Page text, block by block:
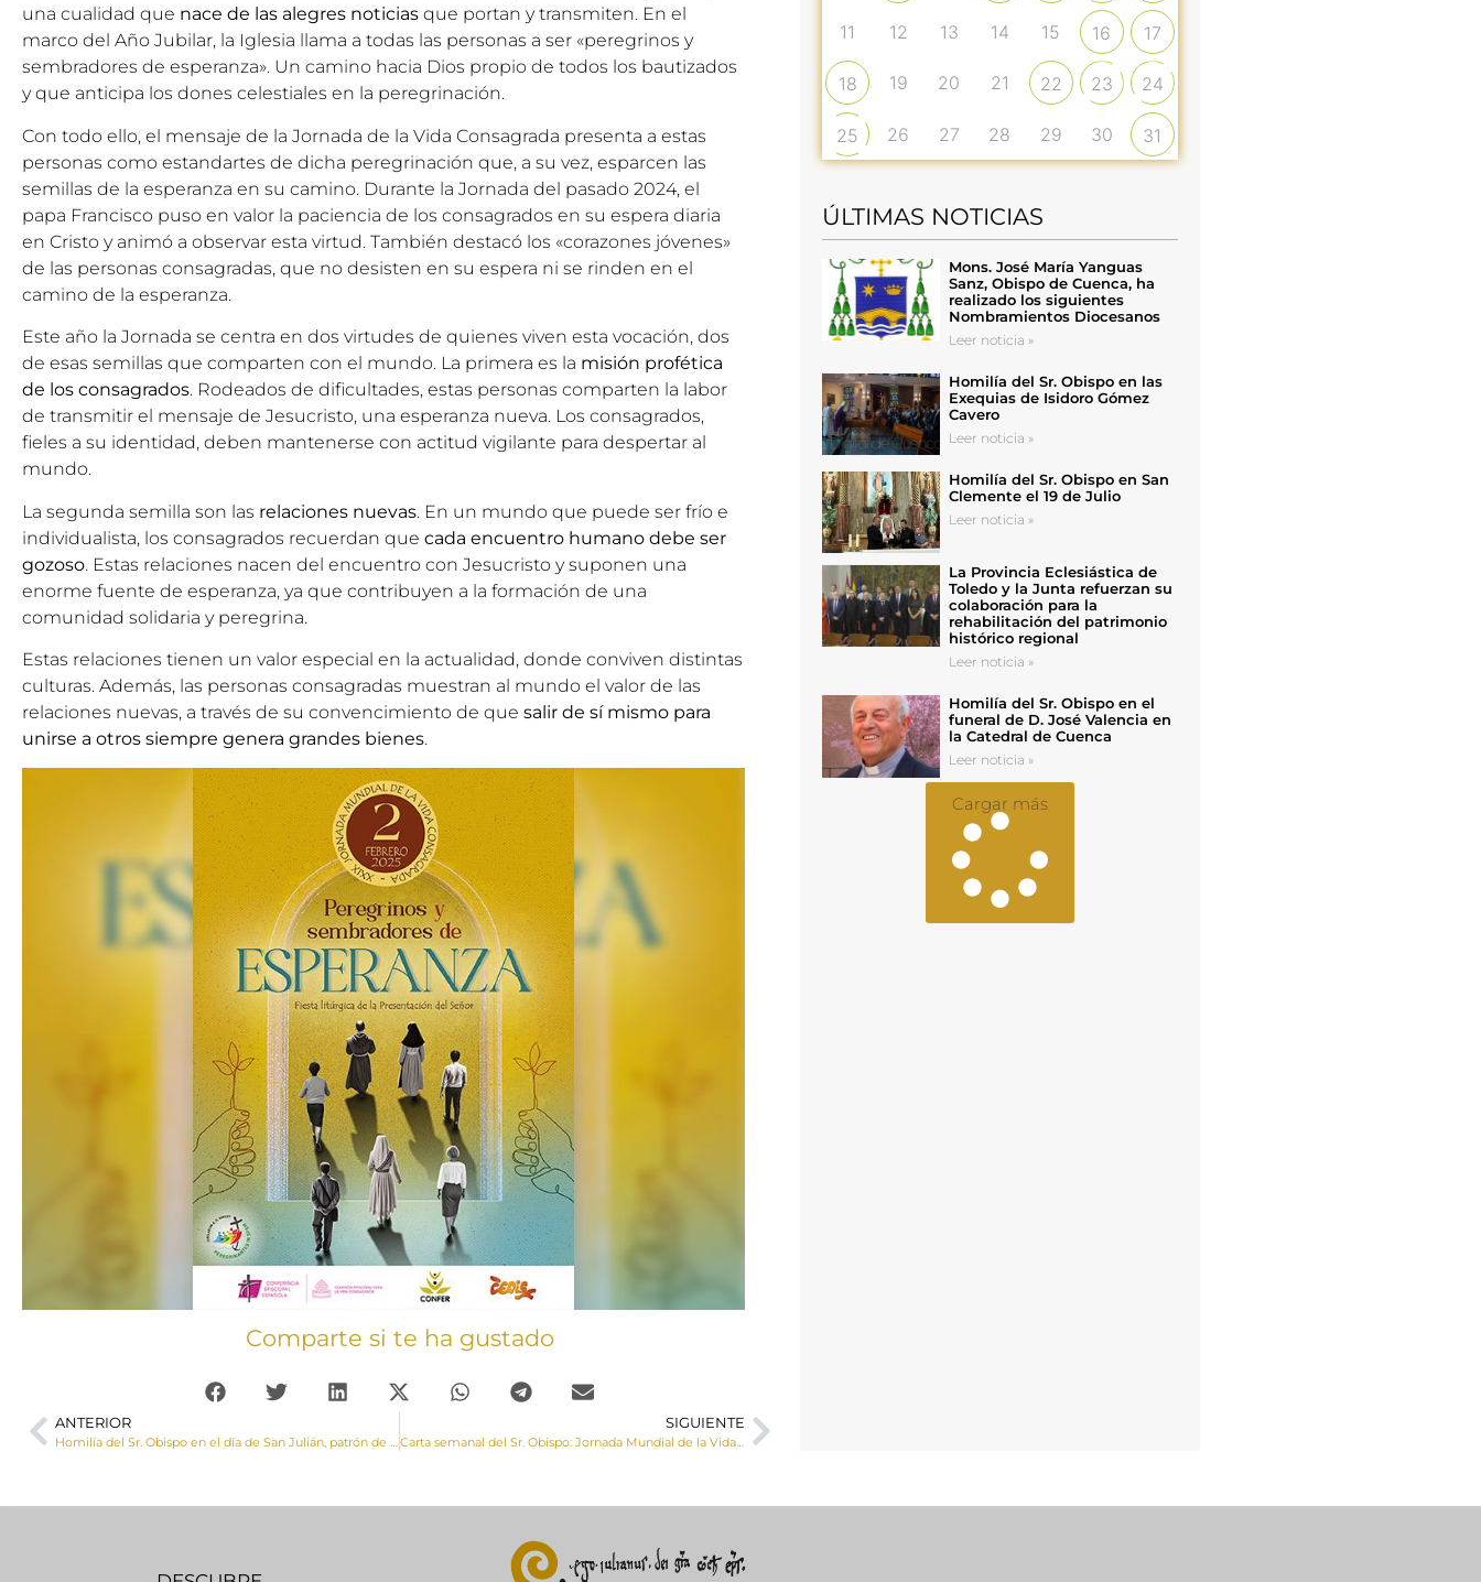
una cualidad que nace de las alegres noticias que portan y transmiten. En el
marco del Año Jubilar, la Iglesia llama a todas las personas a ser «peregrinos y
sembradores de esperanza». Un camino hacia Dios propio de todos los bautizados
y que anticipa los dones celestiales en la peregrinación.
Con todo ello, el mensaje de la Jornada de la Vida Consagrada presenta a estas
personas como estandartes de dicha peregrinación que, a su vez, esparcen las
semillas de la esperanza en su camino. Durante la Jornada del pasado 2024, el
papa Francisco puso en valor la paciencia de los consagrados en su espera diaria
en Cristo y animó a observar esta virtud. También destacó los «corazones jóvenes»
de las personas consagradas, que no desisten en su espera ni se rinden en el
camino de la esperanza.
Este año la Jornada se centra en dos virtudes de quienes viven esta vocación, dos
de esas semillas que comparten con el mundo. La primera es la misión profética
de los consagrados. Rodeados de dificultades, estas personas comparten la labor
de transmitir el mensaje de Jesucristo, una esperanza nueva. Los consagrados,
fieles a su identidad, deben mantenerse con actitud vigilante para despertar al
mundo.
La segunda semilla son las relaciones nuevas. En un mundo que puede ser frío e
individualista, los consagrados recuerdan que cada encuentro humano debe ser
gozoso. Estas relaciones nacen del encuentro con Jesucristo y suponen una
enorme fuente de esperanza, ya que contribuyen a la formación de una
comunidad solidaria y peregrina.
Estas relaciones tienen un valor especial en la actualidad, donde conviven distintas
culturas. Además, las personas consagradas muestran al mundo el valor de las
relaciones nuevas, a través de su convencimiento de que salir de sí mismo para
unirse a otros siempre genera grandes bienes.
Comparte si te ha gustado
ANTERIOR SIGUIENTE
11 12 13 14 15 16 17
18 19 20 21 22 23 24
25 26 27 28 29 30 31
ÚLTIMAS NOTICIAS
Mons. José María Yanguas
Sanz, Obispo de Cuenca, ha
realizado los siguientes
Nombramientos Diocesanos
Leer noticia »
Homilía del Sr. Obispo en las
Exequias de Isidoro Gómez
Cavero
Leer noticia »
Homilía del Sr. Obispo en San
Clemente el 19 de Julio
Leer noticia »
La Provincia Eclesiástica de
Toledo y la Junta refuerzan su
colaboración para la
rehabilitación del patrimonio
histórico regional
Leer noticia »
Homilía del Sr. Obispo en el
funeral de D. José Valencia en
la Catedral de Cuenca
Leer noticia »
Cargar más